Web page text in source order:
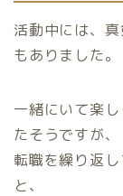
活動中には、
もありました。
一緒にいて楽
たそうですが、
転職を繰り返
と、